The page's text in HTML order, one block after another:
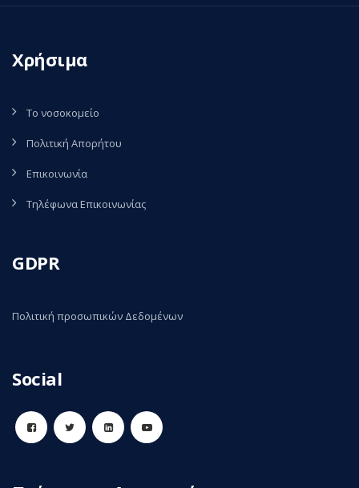
Χρήσιμα
Το νοσοκομείο
Πολιτική Απορήτου
Επικοινωνία
Τηλέφωνα Επικοινωνίας
GDPR
Πολιτική προσωπικών Δεδομένων
Social